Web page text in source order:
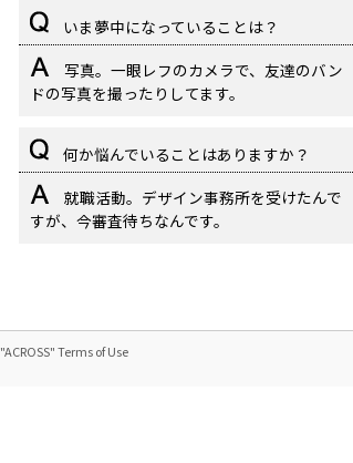
いま夢中になっていることは？
写真。一眼レフのカメラで、友達のバン
ドの写真を撮ったりしてます。
何か悩んでいることはありますか？
就職活動。デザイン事務所を受けたんで
すが、今審査待ちなんです。
"ACROSS" Terms of Use